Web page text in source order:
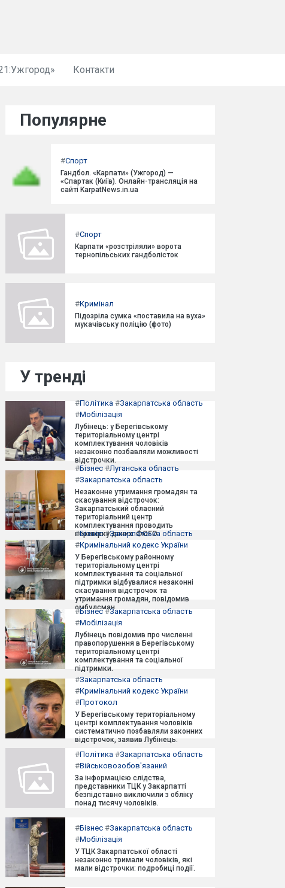
Контакти
Популярне
#Спорт
Гандбол. «Карпати» (Ужгород) —
«Спартак (Київ). Онлайн-трансляція на
сайті KarpatNews.in.ua
#Спорт
Карпати «розстріляли» ворота
тернопільських гандболісток
#Кримінал
Підозріла сумка «поставила на вуха»
мукачівську поліцію (фото)
У тренді
#Політика #Закарпатська область
#Мобілізація
Лубінець: у Берегівському
територіальному центрі
комплектування чоловіків
незаконно позбавляли можливості
відстрочки.
#Бізнес #Луганська область
#Закарпатська область
Незаконне утримання громадян та
скасування відстрочок:
Закарпатський обласний
територіальний центр
комплектування проводить
перевірку даних. ФОТО
#Бізнес#Закарпатська область
#Кримінальний кодекс України
У Берегівському районному
територіальному центрі
комплектування та соціальної
підтримки відбувалися незаконні
скасування відстрочок та
утримання громадян, повідомив
омбудсман.
#Бізнес#Закарпатська область
#Мобілізація
Лубінець повідомив про численні
правопорушення в Берегівському
територіальному центрі
комплектування та соціальної
підтримки.
#Закарпатська область
#Кримінальний кодекс України
#Протокол
У Берегівському територіальному
центрі комплектування чоловіків
систематично позбавляли законних
відстрочок, заявив Лубінець.
#Політика #Закарпатська область
#Військовозобов'язаний
За інформацією слідства,
представники ТЦК у Закарпатті
безпідставно виключили з обліку
понад тисячу чоловіків.
#Бізнес #Закарпатська область
#Мобілізація
У ТЦК Закарпатської області
незаконно тримали чоловіків, які
мали відстрочки: подробиці події.